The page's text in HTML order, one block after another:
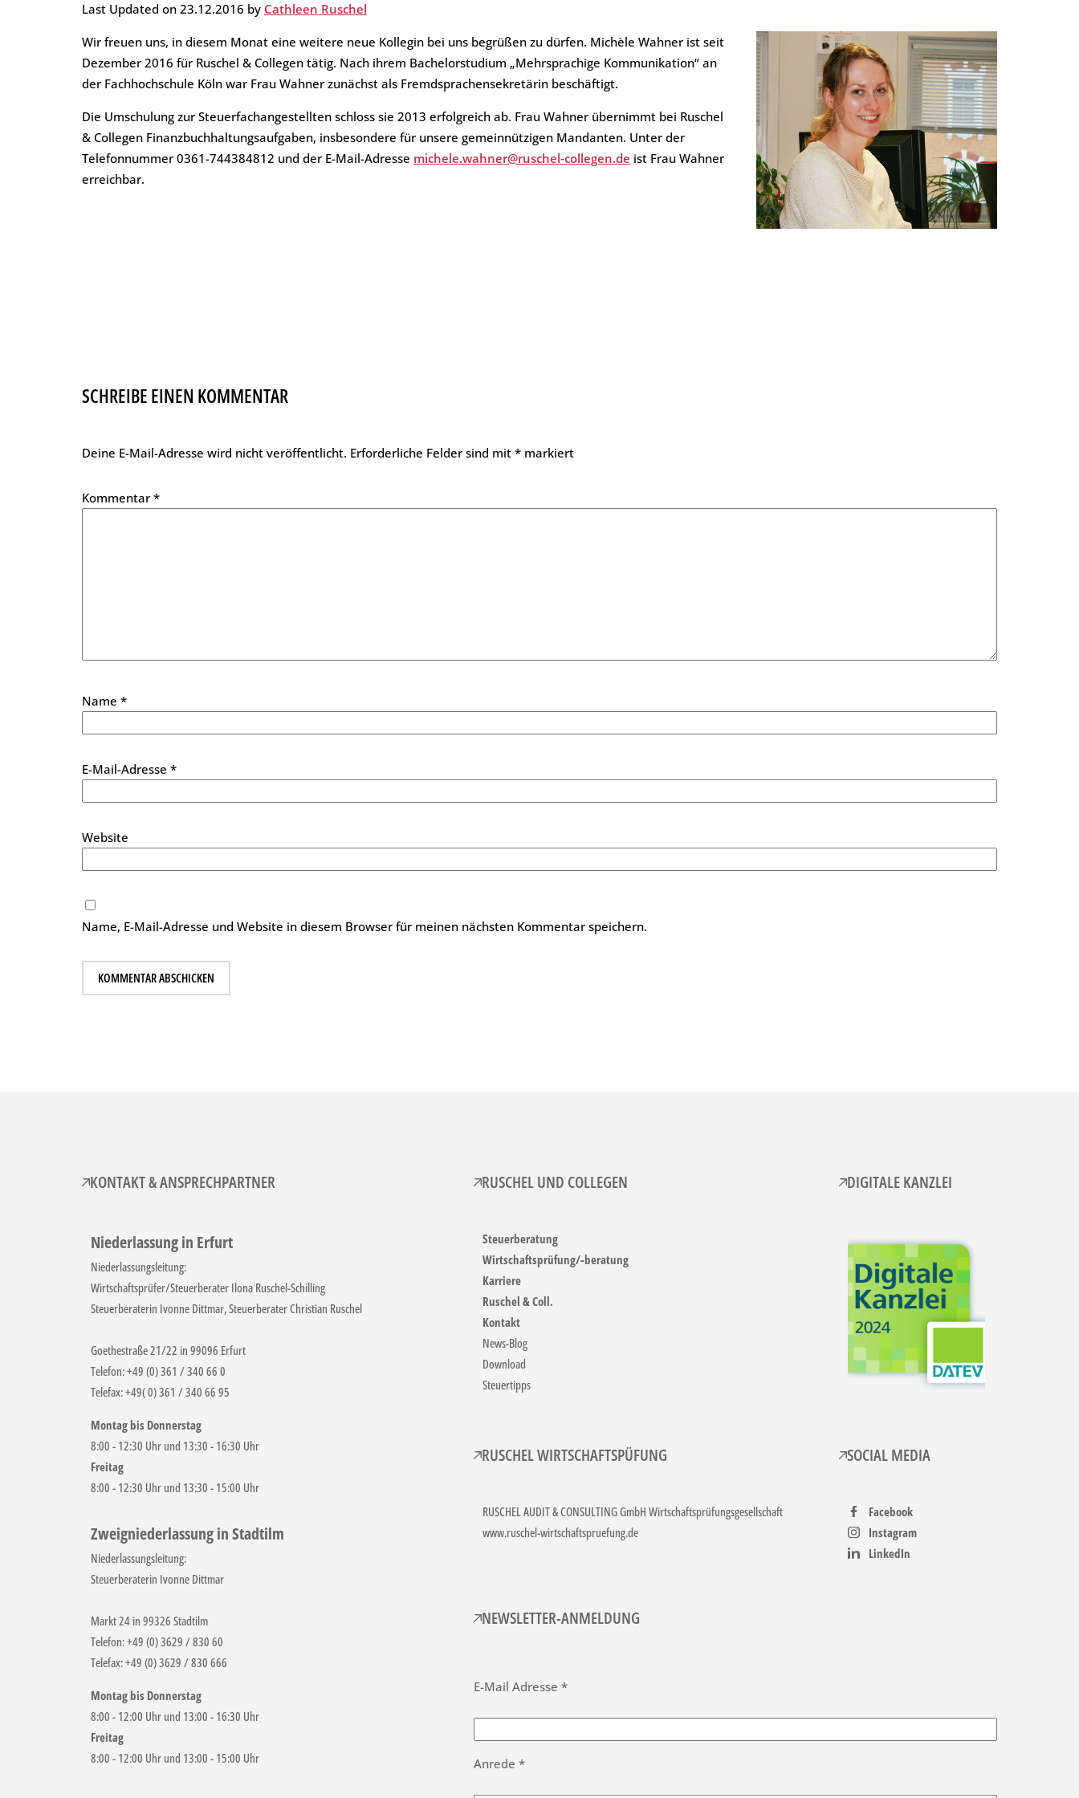
Private Steuern
Jahresabschluss
Leistungs- und Preisübersicht
Referenzen
Auktionen der Finanzämter
e-Rechnung
Last Updated on 23.12.2016 by Cathleen Ruschel
Wir freuen uns, in diesem Monat eine weitere neue Kollegin bei uns begrüßen zu dürfen. Michèle Wahner ist seit
Dezember 2016 für Ruschel & Collegen tätig. Nach ihrem Bachelorstudium „Mehrsprachige Kommunikation“ an
der Fachhochschule Köln war Frau Wahner zunächst als Fremdsprachensekretärin beschäftigt.
Die Umschulung zur Steuerfachangestellten schloss sie 2013 erfolgreich ab. Frau Wahner übernimmt bei Ruschel
& Collegen Finanzbuchhaltungsaufgaben, insbesondere für unsere gemeinnützigen Mandanten. Unter der
Telefonnummer 0361-744384812 und der E-Mail-Adresse michele.wahner@ruschel-collegen.de ist Frau Wahner
erreichbar.
SCHREIBE EINEN KOMMENTAR
Deine E-Mail-Adresse wird nicht veröffentlicht. Erforderliche Felder sind mit * markiert
Kommentar *
Name *
E-Mail-Adresse *
Website
Name, E-Mail-Adresse und Website in diesem Browser für meinen nächsten Kommentar speichern.
KONTAKT & ANSPRECHPARTNER
Niederlassung in Erfurt
Niederlassungsleitung:
Wirtschaftsprüfer/Steuerberater Ilona Ruschel-Schilling
Steuerberaterin Ivonne Dittmar, Steuerberater Christian Ruschel
Goethestraße 21/22 in 99096 Erfurt
Telefon: +49 (0) 361 / 340 66 0
Telefax: +49( 0) 361 / 340 66 95
Montag bis Donnerstag
8:00 - 12:30 Uhr und 13:30 - 16:30 Uhr
Freitag
8:00 - 12:30 Uhr und 13:30 - 15:00 Uhr
Zweigniederlassung in Stadtilm
Niederlassungsleitung:
Steuerberaterin Ivonne Dittmar
Markt 24 in 99326 Stadtilm
Telefon: +49 (0) 3629 / 830 60
Telefax: +49 (0) 3629 / 830 666
Montag bis Donnerstag
8:00 - 12:00 Uhr und 13:00 - 16:30 Uhr
Freitag
8:00 - 12:00 Uhr und 13:00 - 15:00 Uhr
RUSCHEL UND COLLEGEN
Steuerberatung
Wirtschaftsprüfung/-beratung
Karriere
Ruschel & Coll.
Kontakt
News-Blog
Download
Steuertipps
DIGITALE KANZLEI
RUSCHEL WIRTSCHAFTSPÜFUNG
RUSCHEL AUDIT & CONSULTING GmbH Wirtschaftsprüfungsgesellschaft
www.ruschel-wirtschaftspruefung.de
SOCIAL MEDIA
Facebook
Instagram
LinkedIn
NEWSLETTER-ANMELDUNG
E-Mail Adresse *
Anrede *